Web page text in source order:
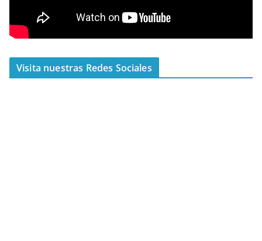
Visita nuestras Redes Sociales